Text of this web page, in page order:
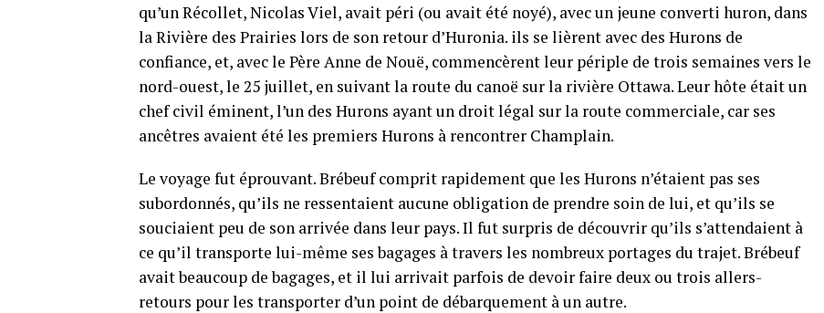
qu’un Récollet, Nicolas Viel, avait péri (ou avait été noyé), avec un jeune converti huron, dans
la Rivière des Prairies lors de son retour d’Huronia. ils se lièrent avec des Hurons de
confiance, et, avec le Père Anne de Nouë, commencèrent leur périple de trois semaines vers le
nord-ouest, le 25 juillet, en suivant la route du canoë sur la rivière Ottawa. Leur hôte était un
chef civil éminent, l’un des Hurons ayant un droit légal sur la route commerciale, car ses
ancêtres avaient été les premiers Hurons à rencontrer Champlain.
Le voyage fut éprouvant. Brébeuf comprit rapidement que les Hurons n’étaient pas ses
subordonnés, qu’ils ne ressentaient aucune obligation de prendre soin de lui, et qu’ils se
souciaient peu de son arrivée dans leur pays. Il fut surpris de découvrir qu’ils s’attendaient à
ce qu’il transporte lui-même ses bagages à travers les nombreux portages du trajet. Brébeuf
avait beaucoup de bagages, et il lui arrivait parfois de devoir faire deux ou trois allers-
retours pour les transporter d’un point de débarquement à un autre.